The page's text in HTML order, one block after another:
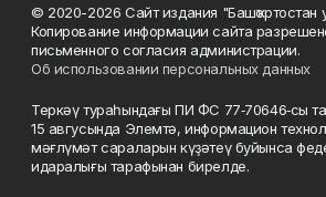
© 2020-2026 Сайт издания "Башҡортостан
Копирование информации сайта
письменного согласия администрации.
Об использовании персональных данных
Теркәү тураһындағы ПИ ФС 77‑70646‑сы
15 авгусында Элемтә, информацион
мәғлүмәт сараларын күҙәтеү буйынса
идаралығы тарафынан бирелде.